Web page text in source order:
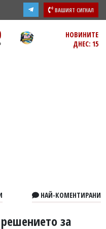
ВАШИЯТ СИГНАЛ
НОВИНИТЕ
ДНЕС: 15
НАЙ-КОМЕНТИРАНИ
за